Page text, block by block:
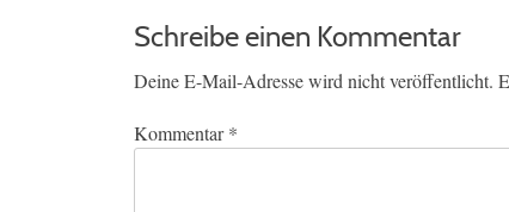
Schreibe einen Kommentar
Deine E-Mail-Adresse wird nicht veröffentlicht.
Kommentar*